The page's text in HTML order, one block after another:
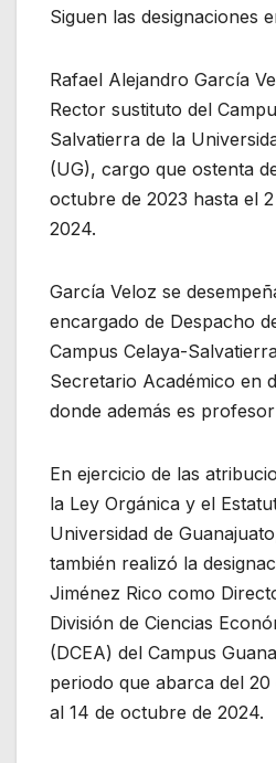
Siguen las designaciones
Rafael Alejandro García
Rector sustituto del
Salvatierra de la
(UG), cargo que ostenta
octubre de 2023 hasta el
2024.
García Veloz se
encargado de Despacho
Campus Celaya-
Secretario Académico en
donde además es
En ejercicio de las
la Ley Orgánica y el
Universidad de
también realizó la
Jiménez Rico como
División de Ciencias
(DCEA) del Campus
periodo que abarca del
al 14 de octubre de 2024.